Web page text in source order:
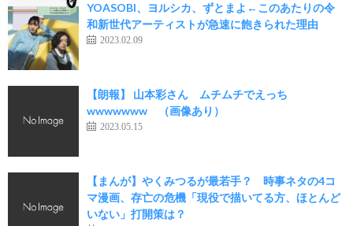
YOASOBI、ヨルシカ、ずとまよ←このあたりの令
和新世代アーティストが急速に飽きられた理由
2023.02.09
【朗報】 山本彩さん ムチムチでえっち
wwwwwww （画像あり）
2023.05.15
【まんが】やくみつるが最若手？ 時事ネタの4コ
マ漫画、存亡の危機「現役で描いてる方、ほとんど
いない」打開策は？